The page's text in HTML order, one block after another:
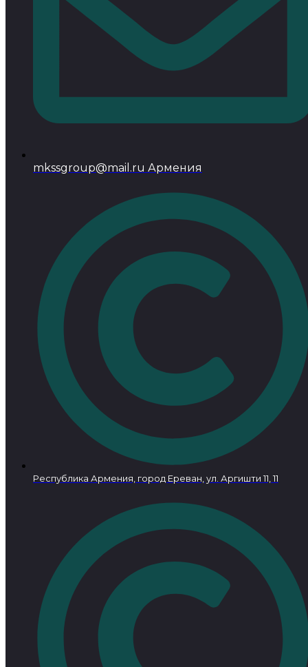
mkssgroup@mail.ru Армения
Республика Армения, город Ереван, ул. Аргишти 11, 11